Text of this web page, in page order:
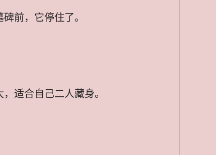
前，它停住了。
适合自己二人藏身。